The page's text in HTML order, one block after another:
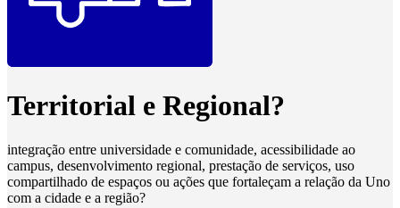
Territorial e Regional?
integração entre universidade e comunidade, acessibilidade ao
campus, desenvolvimento regional, prestação de serviços, uso
compartilhado de espaços ou ações que fortaleçam a relação da Uno
com a cidade e a região?